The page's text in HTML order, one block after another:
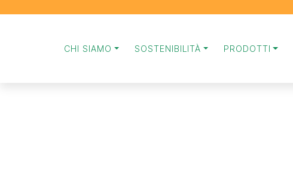
CHI SIAMO SOSTENIBILITÀ PRODOTTI